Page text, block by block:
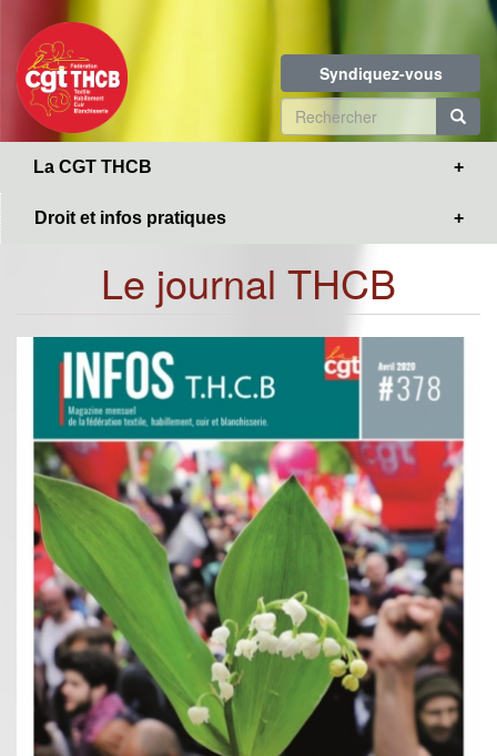
contenu
principal
Syndiquez-vous
Formulaire
de
La CGT THCB
Droit et infos pratiques
Le journal THCB